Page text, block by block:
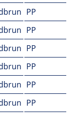
PP
PP
PP
PP
PP
PP